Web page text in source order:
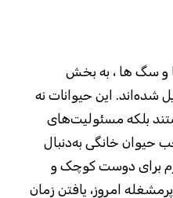
و سگ‌ ها ، به بخش
شده‌اند. این حیوانات نه
بلکه مسئولیت‌های
حیوان خانگی به‌دنبال
برای دوست کوچک و
امروز، یافتن زمان